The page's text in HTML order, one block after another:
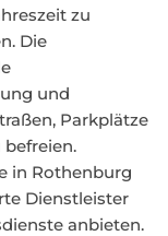
zu
Die
und
Parkplätze
befreien.
in Rothenburg
Dienstleister
anbieten.